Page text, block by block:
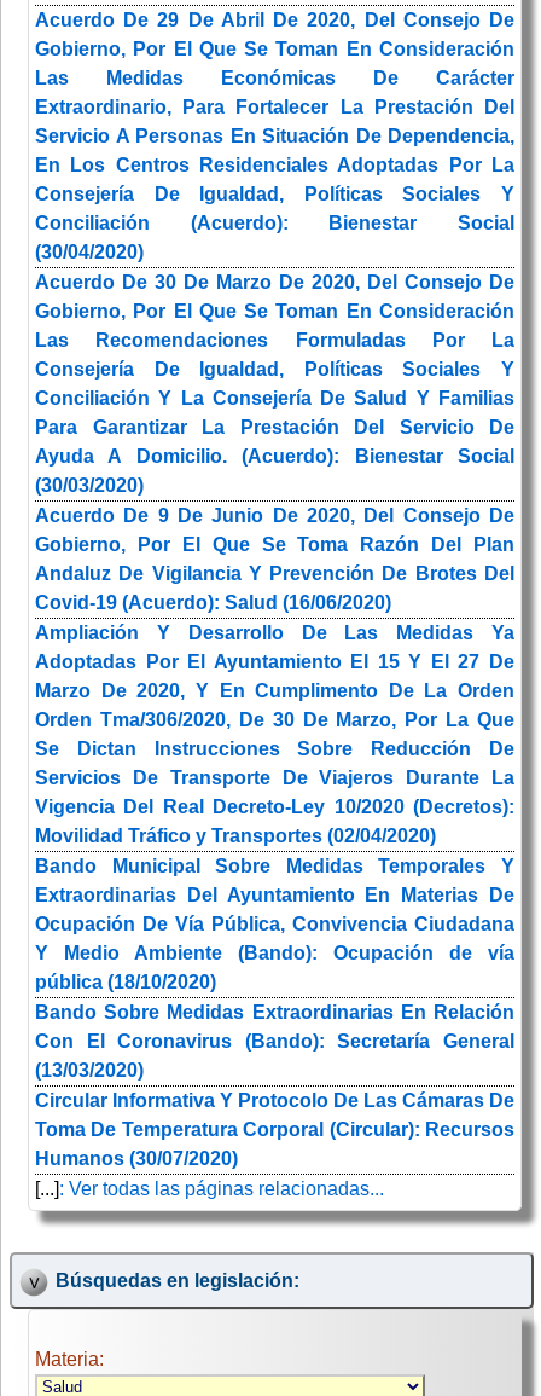
Acuerdo De 29 De Abril De 2020, Del Consejo De
Gobierno, Por El Que Se Toman En Consideración
Las Medidas Económicas De Carácter
Extraordinario, Para Fortalecer La Prestación Del
Servicio A Personas En Situación De Dependencia,
En Los Centros Residenciales Adoptadas Por La
Consejería De Igualdad, Políticas Sociales Y
Conciliación (Acuerdo): Bienestar Social
(30/04/2020)
Acuerdo De 30 De Marzo De 2020, Del Consejo De
Gobierno, Por El Que Se Toman En Consideración
Las Recomendaciones Formuladas Por La
Consejería De Igualdad, Políticas Sociales Y
Conciliación Y La Consejería De Salud Y Familias
Para Garantizar La Prestación Del Servicio De
Ayuda A Domicilio. (Acuerdo): Bienestar Social
(30/03/2020)
Acuerdo De 9 De Junio De 2020, Del Consejo De
Gobierno, Por El Que Se Toma Razón Del Plan
Andaluz De Vigilancia Y Prevención De Brotes Del
Covid-19 (Acuerdo): Salud (16/06/2020)
Ampliación Y Desarrollo De Las Medidas Ya
Adoptadas Por El Ayuntamiento El 15 Y El 27 De
Marzo De 2020, Y En Cumplimento De La Orden
Orden Tma/306/2020, De 30 De Marzo, Por La Que
Se Dictan Instrucciones Sobre Reducción De
Servicios De Transporte De Viajeros Durante La
Vigencia Del Real Decreto-Ley 10/2020 (Decretos):
Movilidad Tráfico y Transportes (02/04/2020)
Bando Municipal Sobre Medidas Temporales Y
Extraordinarias Del Ayuntamiento En Materias De
Ocupación De Vía Pública, Convivencia Ciudadana
Y Medio Ambiente (Bando): Ocupación de vía
pública (18/10/2020)
Bando Sobre Medidas Extraordinarias En Relación
Con El Coronavirus (Bando): Secretaría General
(13/03/2020)
Circular Informativa Y Protocolo De Las Cámaras De
Toma De Temperatura Corporal (Circular): Recursos
Humanos (30/07/2020)
[...]: Ver todas las páginas relacionadas...
Búsquedas en legislación:
Materia: